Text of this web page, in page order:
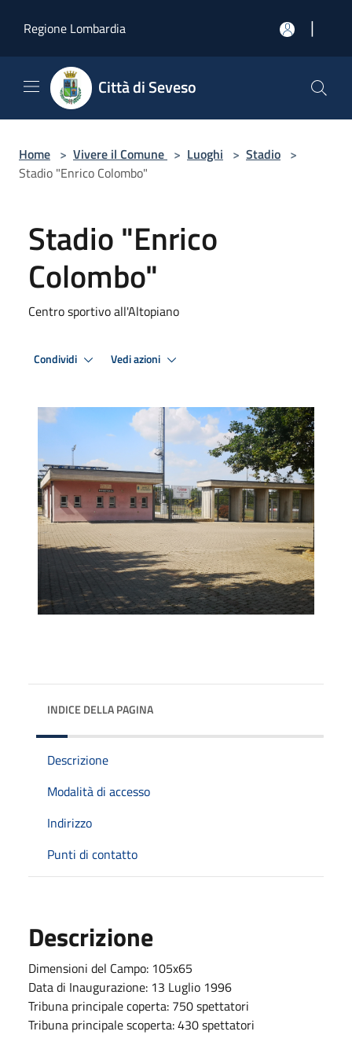
Regione Lombardia
|
Città di Seveso
Home > Vivere il Comune > Luoghi > Stadio >
Stadio "Enrico Colombo"
Stadio "Enrico
Colombo"
Centro sportivo all'Altopiano
Condividi Vedi azioni
INDICE DELLA PAGINA
Descrizione
Modalità di accesso
Indirizzo
Punti di contatto
Descrizione
Dimensioni del Campo: 105x65
Data di Inaugurazione: 13 Luglio 1996
Tribuna principale coperta: 750 spettatori
Tribuna principale scoperta: 430 spettatori